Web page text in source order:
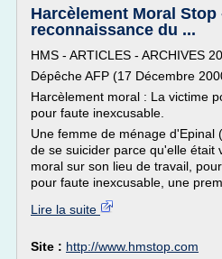
Harcèlement Moral Stop
reconnaissance du ...
HMS - ARTICLES - ARCHIVES
Dépêche AFP (17 Décembre
Harcèlement moral : La victime
pour faute inexcusable.
Une femme de ménage d'Epinal
de se suicider parce qu'elle était
moral sur son lieu de travail,
pour faute inexcusable, une
Lire la suite
Site : http://www.hmstop.com